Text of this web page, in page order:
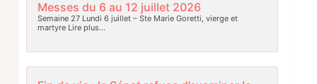
Messes du 6 au 12 juillet 2026
Semaine 27 Lundi 6 juillet – Ste Marie Goretti, vierge et
martyreLire plus…